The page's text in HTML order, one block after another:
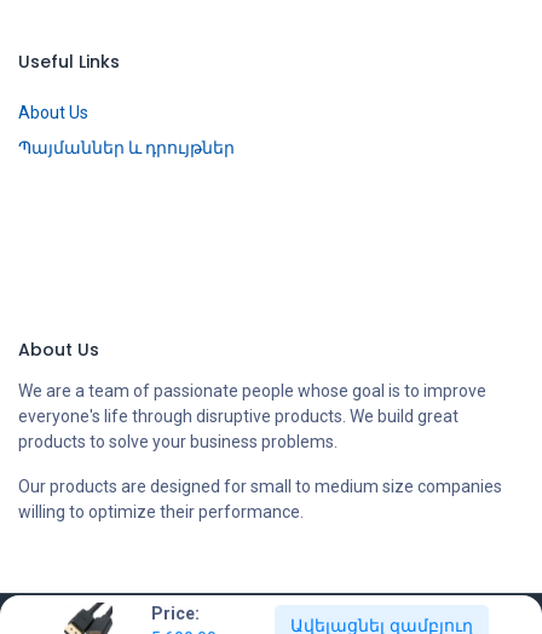
Price:
Ավելացնել զամբյուղ
Useful Links
About Us
Պայմաններ և դրույթներ
About Us
We are a team of passionate people whose goal is to improve
everyone's life through disruptive products. We build great
products to solve your business problems.
Our products are designed for small to medium size companies
willing to optimize their performance.